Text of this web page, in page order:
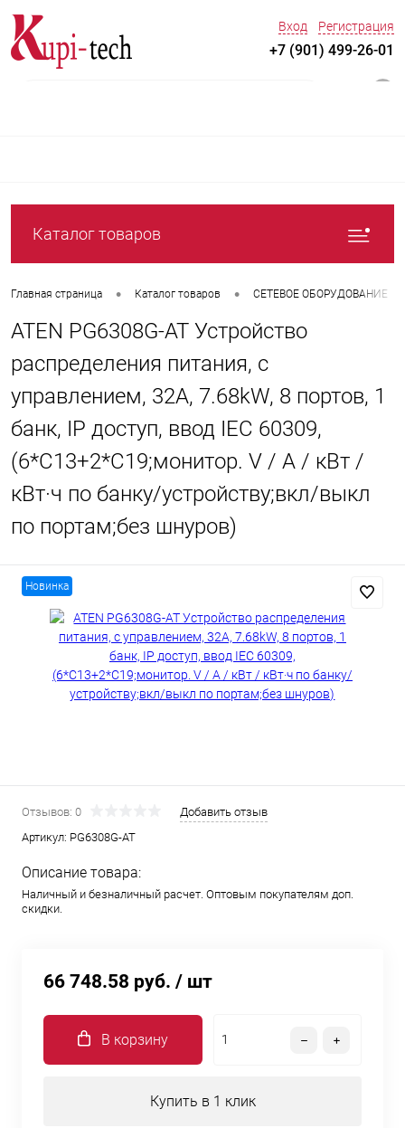
Вход Регистрация
+7 (901) 499-26-01
Каталог товаров
Главная страница • Каталог товаров • СЕТЕВОЕ ОБОРУДОВАНИЕ
ATEN PG6308G-AT Устройство
распределения питания, с
управлением, 32A, 7.68kW, 8 портов, 1
банк, IP доступ, ввод IEC 60309,
(6*C13+2*C19;монитор. V / A / кВт /
кВт·ч по банку/устройству;вкл/выкл
по портам;без шнуров)
Новинка
Отзывов: 0
Добавить отзыв
Артикул: PG6308G-AT
Описание товара:
Наличный и безналичный расчет. Оптовым покупателям доп.
скидки.
66 748.58 руб. / шт
В корзину
Купить в 1 клик